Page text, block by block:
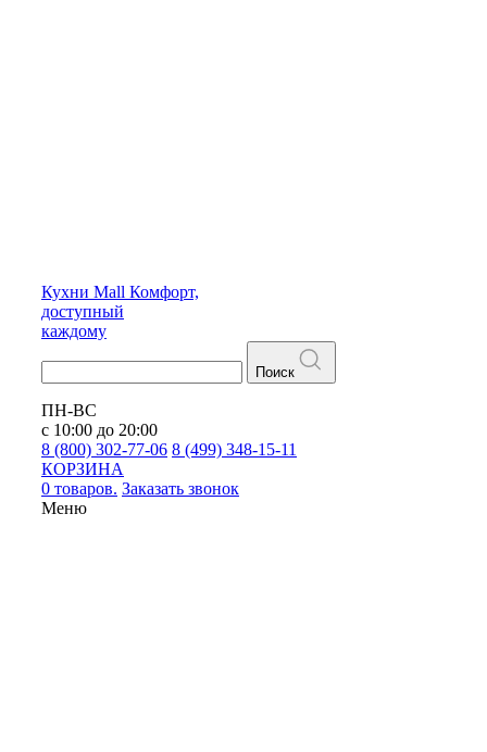
Кухни Mall Комфорт,
доступный
каждому
Поиск
ПН-ВС
с 10:00 до 20:00
8 (800) 302-77-06 8 (499) 348-15-11
КОРЗИНА
0 товаров. Заказать звонок
Меню